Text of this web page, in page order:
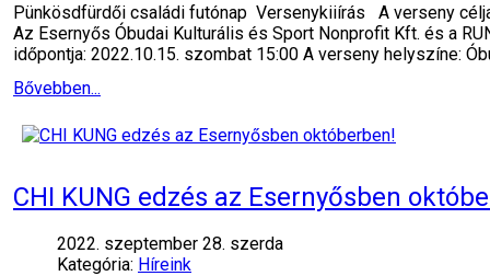
Pünkösdfürdői családi futónap Versenykiiírás A verseny
Az Esernyős Óbudai Kulturális és Sport Nonprofit Kft. és a
időpontja: 2022.10.15. szombat 15:00 A verseny helyszíne:
Bővebben...
CHI KUNG edzés az Esernyősben
2022. szeptember 28. szerda
Kategória: Híreink